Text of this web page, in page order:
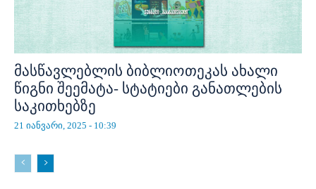
მასწავლებლის ბიბლიოთეკას ახალი
წიგნი შეემატა- სტატიები განათლების
საკითხებზე
21 იანვარი, 2025 - 10:39